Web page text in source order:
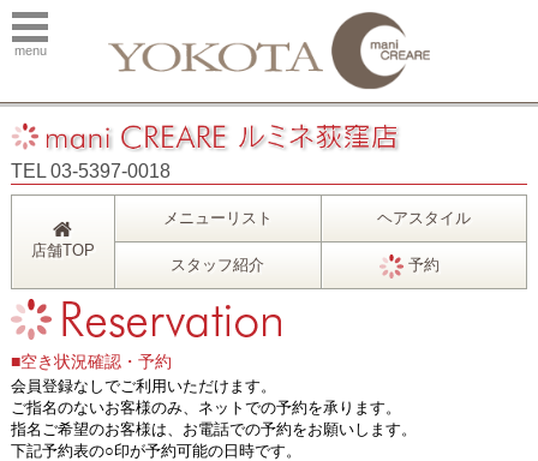
menu
TEL 03-5397-0018
店舗TOP
メニューリスト ヘアスタイル
スタッフ紹介 予約
■空き状況確認・予約
会員登録なしでご利用いただけます。
ご指名のないお客様のみ、ネットでの予約を承ります。
指名ご希望のお客様は、お電話での予約をお願いします。
下記予約表の○印が予約可能の日時です。